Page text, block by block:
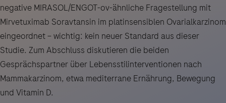
negative MIRASOL/ENGOT-ov-ähnliche Fragestellung mit
Mirvetuximab Soravtansin im platinsensiblen Ovarialkarzinom
eingeordnet – wichtig: kein neuer Standard aus dieser
Studie. Zum Abschluss diskutieren die beiden
Gesprächspartner über Lebensstilinterventionen nach
Mammakarzinom, etwa mediterrane Ernährung, Bewegung
und Vitamin D.